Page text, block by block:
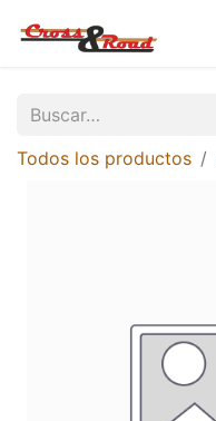
Todos los productos